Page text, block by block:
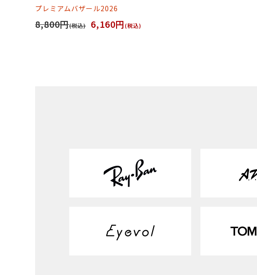
プレミアムバザール2026
8,800円(税込) 6,160円(税込)